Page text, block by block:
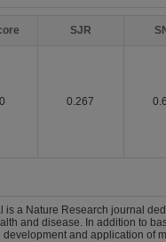
SJR
0.267
is a Nature Research journal
and disease. In addition to
development and application of